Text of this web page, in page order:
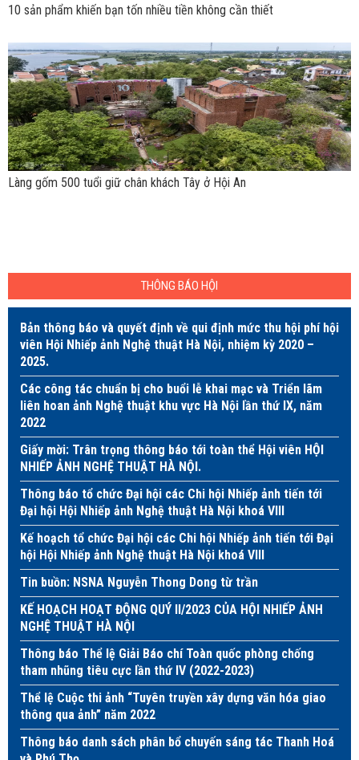
10 sản phẩm khiến bạn tốn nhiều tiền không cần thiết
Làng gốm 500 tuổi giữ chân khách Tây ở Hội An
THÔNG BÁO HỘI
Bản thông báo và quyết định về qui định mức thu hội phí hội
viên Hội Nhiếp ảnh Nghệ thuật Hà Nội, nhiệm kỳ 2020 –
2025.
Các công tác chuẩn bị cho buổi lễ khai mạc và Triển lãm
liên hoan ảnh Nghệ thuật khu vực Hà Nội lần thứ IX, năm
2022
Giấy mời: Trân trọng thông báo tới toàn thể Hội viên HỘI
NHIẾP ẢNH NGHỆ THUẬT HÀ NỘI.
Thông báo tổ chức Đại hội các Chi hội Nhiếp ảnh tiến tới
Đại hội Hội Nhiếp ảnh Nghệ thuật Hà Nội khoá VIII
Kế hoạch tổ chức Đại hội các Chi hội Nhiếp ảnh tiến tới Đại
hội Hội Nhiếp ảnh Nghệ thuật Hà Nội khoá VIII
Tin buồn: NSNA Nguyễn Thong Dong từ trần
KẾ HOẠCH HOẠT ĐỘNG QUÝ II/2023 CỦA HỘI NHIẾP ẢNH
NGHỆ THUẬT HÀ NỘI
Thông báo Thể lệ Giải Báo chí Toàn quốc phòng chống
tham nhũng tiêu cực lần thứ IV (2022-2023)
Thể lệ Cuộc thi ảnh “Tuyên truyền xây dựng văn hóa giao
thông qua ảnh” năm 2022
Thông báo danh sách phân bổ chuyến sáng tác Thanh Hoá